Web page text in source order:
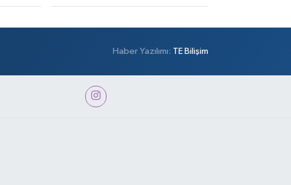
Haber Yazılımı: TE Bilişim